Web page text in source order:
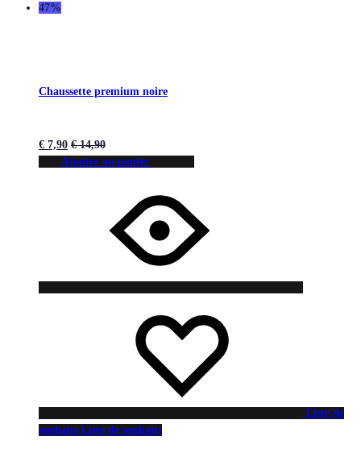
47%
Chaussette premium noire
€ 7,90 €14,90
Ajouter au panier
Liste de
souhaits Liste de souhaits